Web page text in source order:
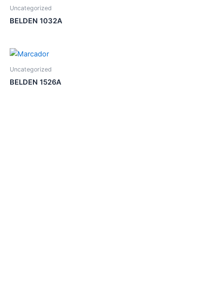
Uncategorized
BELDEN 1032A
Uncategorized
BELDEN 1526A